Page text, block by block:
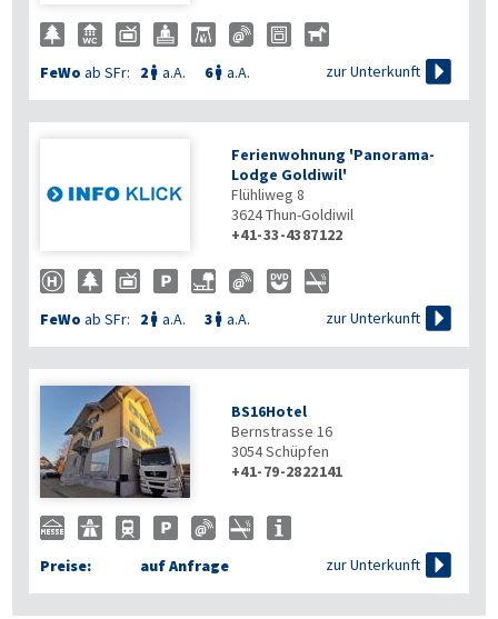
FeWo ab SFr: 2  a.A. 6 a.A. zur Unterkunft 
Ferienwohnung 'Panorama-
Lodge Goldiwil'
Flühliweg 8
3624Thun-Goldiwil
+41-33-4387122
FeWo ab SFr: 2  a.A. 3  a.A. zur Unterkunft 
BS16Hotel
Bernstrasse 16
3054Schüpfen
+41-79-2822141
Preise: auf Anfrage zur Unterkunft 